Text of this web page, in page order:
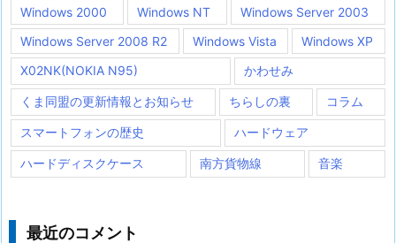
Windows 2000 Windows NT
Windows Server 2003
Windows Server 2008 R2
Windows Vista
Windows XP
X02NK(NOKIA N95)
かわせみ
くま同盟の更新情報とお知らせ ちらしの裏 コラム
スマートフォンの歴史 ハードウェア
ハードディスクケース 南方貨物線 音楽
最近のコメント